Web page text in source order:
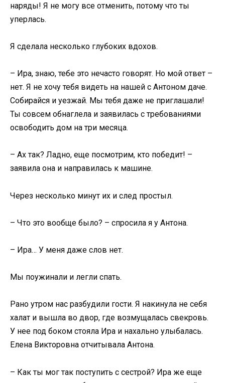
наряды! Я не могу все отменить, потому что ты
уперлась.
Я сделала несколько глубоких вдохов.
– Ира, знаю, тебе это нечасто говорят. Но мой ответ –
нет. Я не хочу тебя видеть на нашей с Антоном даче.
Собирайся и уезжай. Мы тебя даже не приглашали!
Ты совсем обнаглела и заявилась с требованиями
освободить дом на три месяца.
– Ах так? Ладно, еще посмотрим, кто победит! –
заявила она и направилась к машине.
Через несколько минут их и след простыл.
– Что это вообще было? – спросила я у Антона.
– Ира… У меня даже слов нет.
Мы поужинали и легли спать.
Рано утром нас разбудили гости. Я накинула не себя
халат и вышла во двор, где возмущалась свекровь.
У нее под боком стояла Ира и нахально улыбалась.
Елена Викторовна отчитывала Антона.
– Как ты мог так поступить с сестрой? Ира же еще